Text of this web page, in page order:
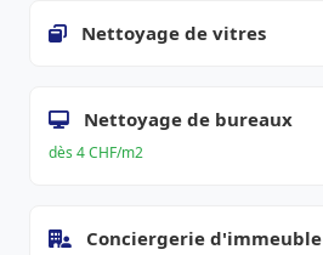
Nettoyage de vitres
Nettoyage de bureaux
dès 4 CHF/m2
Conciergerie d'immeuble